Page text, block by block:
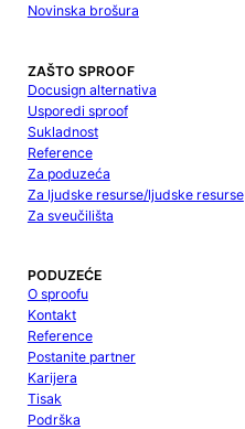
Novinska brošura
ZAŠTO SPROOF
Docusign alternativa
Usporedi sproof
Sukladnost
Reference
Za poduzeća
Za ljudske resurse/ljudske resurse
Za sveučilišta
PODUZEĆE
O sproofu
Kontakt
Reference
Postanite partner
Karijera
Tisak
Podrška